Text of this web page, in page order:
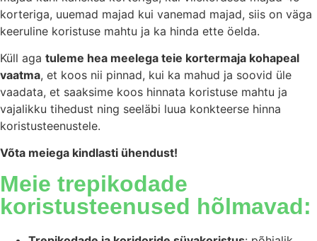
korteriga, uuemad majad kui vanemad majad, siis on väga
keeruline koristuse mahtu ja ka hinda ette öelda.
Küll aga tuleme hea meelega teie kortermaja kohapeal
vaatma, et koos nii pinnad, kui ka mahud ja soovid üle
vaadata, et saaksime koos hinnata koristuse mahtu ja
vajalikku tihedust ning seeläbi luua konkteerse hinna
koristusteenustele.
Võta meiega kindlasti ühendust!
Meie trepikodade
koristusteenused hõlmavad: